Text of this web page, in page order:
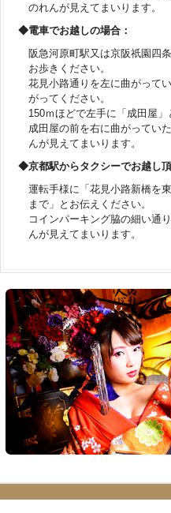
のれんが見えてまいります。
◆電車でお越しの場合：
阪急河原町駅又は京阪祇園四
お歩きください。
花見小路通りを左に曲がって
がってください。
150ｍほどで左手に「成田屋」
成田屋の前を右に曲がってい
んが見えてまいります。
◆京都駅からタクシーでお越し頂
運転手様に「花見小路新橋を
まで」とお伝えください。
コインパーキング脇の細い通
んが見えてまいります。